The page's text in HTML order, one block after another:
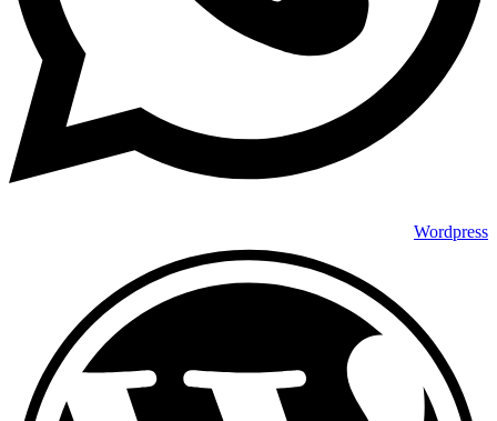
Wordpress